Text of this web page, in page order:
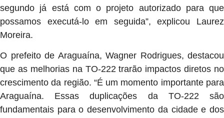
segundo já está com o projeto autorizado para que
possamos executá-lo em seguida”, explicou Laurez
Moreira.
O prefeito de Araguaína, Wagner Rodrigues, destacou
que as melhorias na TO-222 trarão impactos diretos no
crescimento da região. “É um momento importante para
Araguaína. Essas duplicações da TO-222 são
fundamentais para o desenvolvimento da cidade e dos